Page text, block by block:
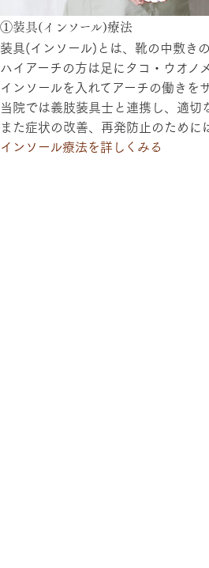
①装具(インソール)療法
装具(インソール)とは、靴の中敷きの
ハイアーチの方は足にタコ・ウオノ
インソールを入れてアーチの働きを
当院では義肢装具士と連携し、適
また症状の改善、再発防止のために
インソール療法を詳しくみる